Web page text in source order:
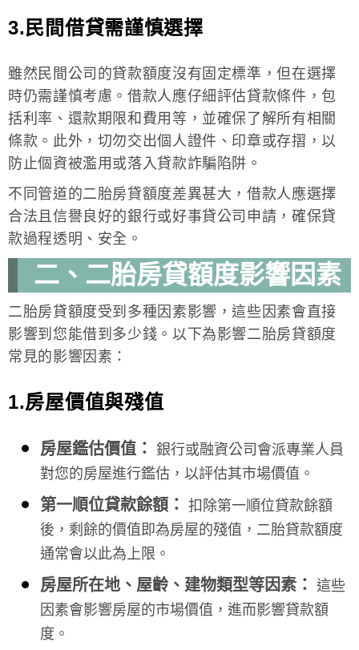
3.民間借貸需謹慎選擇
雖然民間公司的貸款額度沒有固定標準，但在選擇
時仍需謹慎考慮。借款人應仔細評估貸款條件，包
括利率、還款期限和費用等，並確保了解所有相關
條款。此外，切勿交出個人證件、印章或存摺，以
防止個資被濫用或落入貸款詐騙陷阱。
不同管道的二胎房貸額度差異甚大，借款人應選擇
合法且信譽良好的銀行或好事貸公司申請，確保貸
款過程透明、安全。
二、二胎房貸額度影響因素
二胎房貸額度受到多種因素影響，這些因素會直接
影響到您能借到多少錢。以下為影響二胎房貸額度
常見的影響因素：
1.房屋價值與殘值
房屋鑑估價值： 銀行或融資公司會派專業人員
對您的房屋進行鑑估，以評估其市場價值。
第一順位貸款餘額： 扣除第一順位貸款餘額
後，剩餘的價值即為房屋的殘值，二胎貸款額度
通常會以此為上限。
房屋所在地、屋齡、建物類型等因素： 這些
因素會影響房屋的市場價值，進而影響貸款額
度。